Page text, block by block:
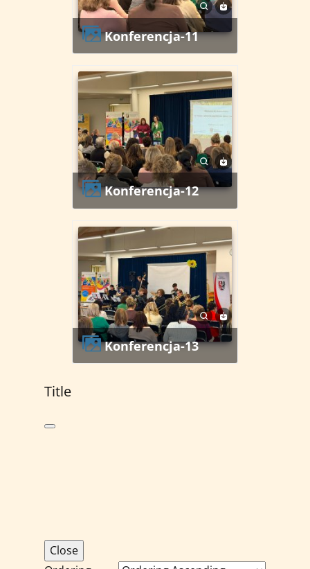
Konferencja-11
Konferencja-12
Konferencja-13
Title
Close